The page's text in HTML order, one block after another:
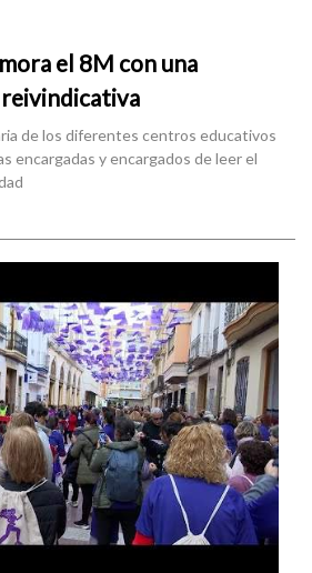
el 8M con una
de los diferentes centros educativos
encargadas y encargados de leer el